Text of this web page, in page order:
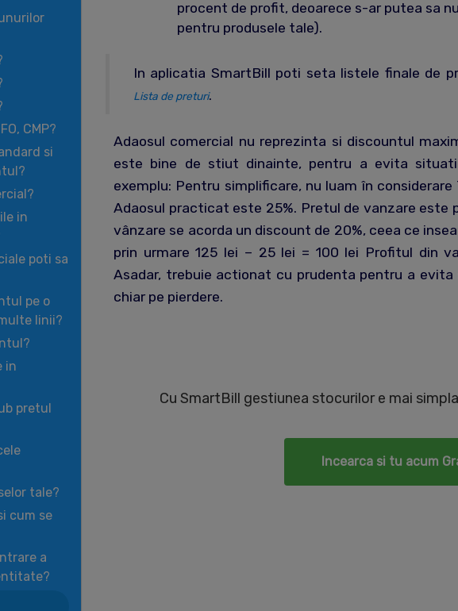
CMP?
si
in
poti sa
pe o
linii?
in
pretul
tale?
cum se
a
procent de profit, deoarece s-ar putea sa
pentru produsele tale).
In aplicatia SmartBill poti seta listele finale de
Lista de preturi.
Adaosul comercial nu reprezinta si discountul
este bine de stiut dinainte, pentru a evita
exemplu: Pentru simplificare, nu luam în
Adaosul practicat este 25%. Pretul de vanzare este
vânzare se acorda un discount de 20%, ceea ce
prin urmare 125 lei – 25 lei = 100 lei Profitul din
Asadar, trebuie actionat cu prudenta pentru a
chiar pe pierdere.
Cu SmartBill gestiunea stocurilor e mai
Incearca si tu acum